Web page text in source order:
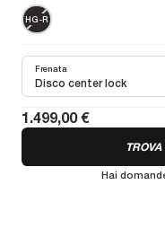
HG-R
Disco center lock
Frenata
1.499,00 €
Hai